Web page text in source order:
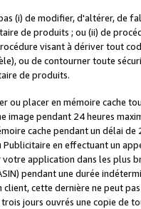
(i) de modifier, d'altérer, de
de produits ; ou (ii) de
visant à dériver tout
ou de contourner toute
de produits.
ou placer en mémoire cache
image pendant 24 heures
cache pendant un délai
en effectuant un
application dans les plus
pendant une durée
cette dernière ne peut
jours ouvrés une copie de